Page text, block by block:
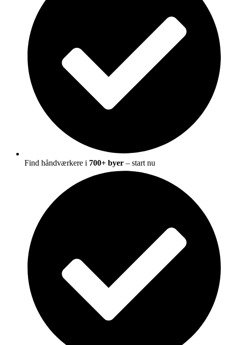
Find håndværkere i 700+ byer – start nu